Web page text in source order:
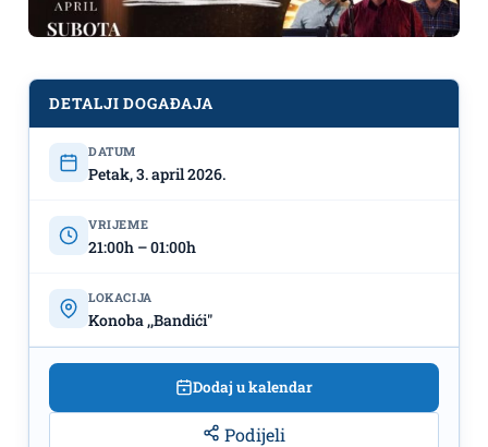
Vikend u konobi ,,Bandići"
DETALJI DOGAĐAJA
DATUM
Petak, 3. april 2026.
VRIJEME
21:00h – 01:00h
LOKACIJA
Konoba ,,Bandići"
Dodaj u kalendar
Podijeli